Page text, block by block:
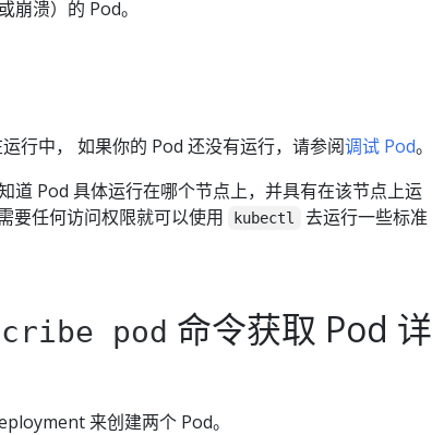
崩溃）的 Pod。
行中， 如果你的 Pod 还没有运行，请参阅调试 Pod。
道 Pod 具体运行在哪个节点上，并具有在该节点上运
要任何访问权限就可以使用
kubectl
去运行一些标准
pod 命令获取 Pod 详
来创建两个 Pod。